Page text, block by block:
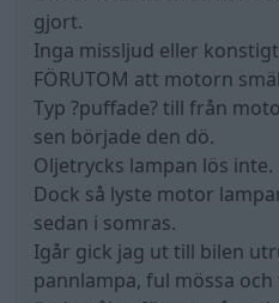
gjort.
Inga missljud eller
FÖRUTOM att motorn
Typ ?puffade? till från
sen började den dö.
Oljetrycks lampan lös inte.
Dock så lyste motor
sedan i somras.
Igår gick jag ut till bilen
pannlampa, ful mössa